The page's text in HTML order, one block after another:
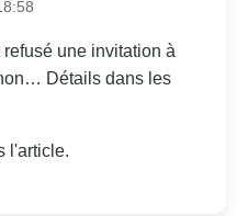
une invitation à
Détails dans les
l'article.